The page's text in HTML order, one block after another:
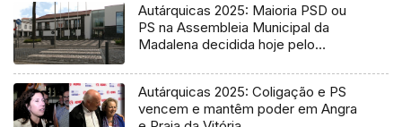
Autárquicas 2025: Maioria PSD ou
PS na Assembleia Municipal da
Madalena decidida hoje pelo
Autárquicas 2025: Coligação e PS
vencem e mantêm poder em Angra